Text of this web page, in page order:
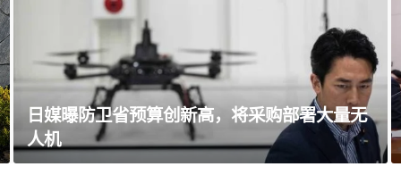
韩国足协就“性招待”外国裁判丑闻致歉